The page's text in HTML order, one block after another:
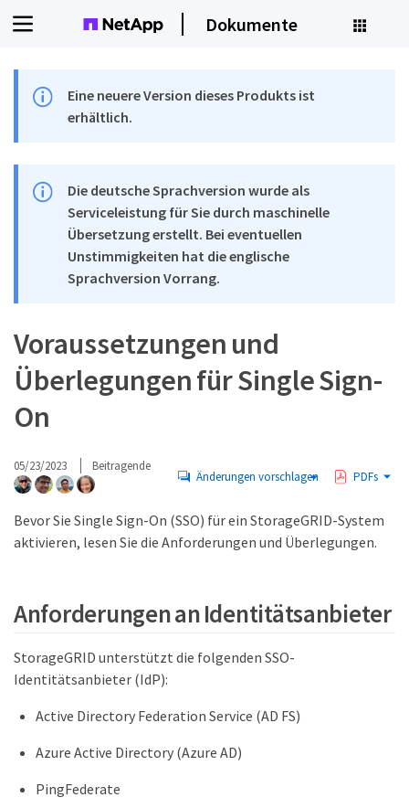
Dokumente
Eine neuere Version dieses Produkts ist
erhältlich.
Die deutsche Sprachversion wurde als
Serviceleistung für Sie durch maschinelle
Übersetzung erstellt. Bei eventuellen
Unstimmigkeiten hat die englische
Sprachversion Vorrang.
Voraussetzungen und
Überlegungen für Single Sign-
On
05/23/2023 Beitragende
Änderungen vorschlagen PDFs
Bevor Sie Single Sign-On (SSO) für ein StorageGRID-System
aktivieren, lesen Sie die Anforderungen und Überlegungen.
Anforderungen an Identitätsanbieter
StorageGRID unterstützt die folgenden SSO-
Identitätsanbieter (IdP):
Active Directory Federation Service (AD FS)
Azure Active Directory (Azure AD)
PingFederate